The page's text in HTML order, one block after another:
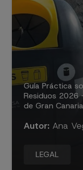
Guía Práctica
Residuos 2026
de Gran Canaria
Autor: Ana
LEGAL